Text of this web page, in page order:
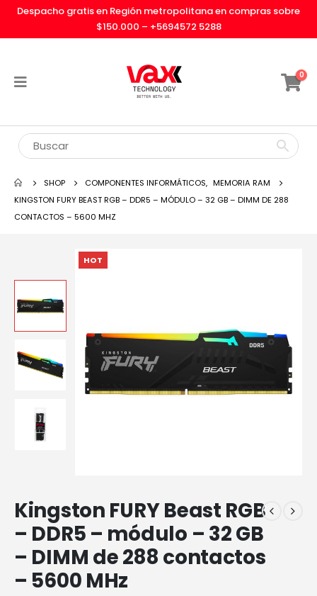
Despacho gratis en Región metropolitana en compras sobre
$150.000 – +5694572 5288
0
SHOP COMPONENTES INFORMÁTICOS, MEMORIA RAM
KINGSTON FURY BEAST RGB – DDR5 – MÓDULO – 32 GB – DIMM DE 288
CONTACTOS – 5600 MHZ
HOT
Kingston FURY Beast RGB
– DDR5 – módulo – 32 GB
– DIMM de 288 contactos
– 5600 MHz